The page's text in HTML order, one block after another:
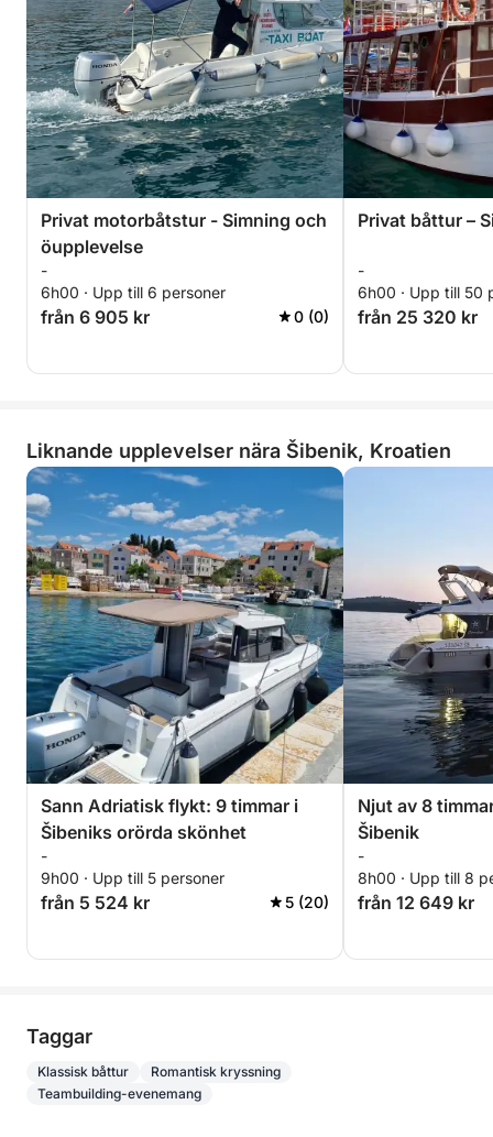
Privat motorbåtstur - Simning och
öupplevelse
-
6h00 · Upp till 6 personer
från 6 905 kr 0 (0)
Privat båttur –
-
6h00 · Upp till 50
från 25 320 kr
Liknande upplevelser nära Šibenik, Kroatien
Sann Adriatisk flykt: 9 timmar i
Šibeniks orörda skönhet
-
9h00 · Upp till 5 personer
från 5 524 kr 5 (20)
Njut av 8
Šibenik
-
8h00 · Upp till 8
från 12 649 kr
Taggar
Klassisk båttur
Romantisk kryssning
Teambuilding-evenemang